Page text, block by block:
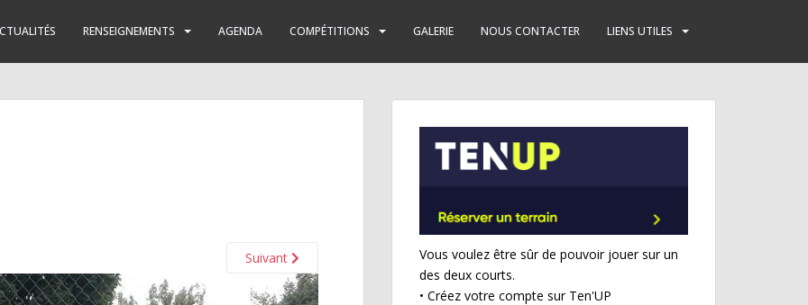
RENSEIGNEMENTS AGENDA COMPÉTITIONS GALERIE NOUS CONTACTER LIENS UTILES
Suivant
Vous voulez être sûr de pouvoir jouer sur un
des deux courts.
• Créez votre compte sur Ten'UP